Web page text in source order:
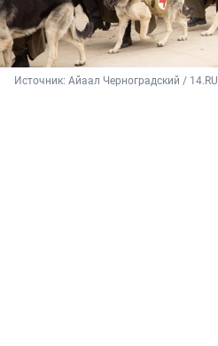
Источник: Айаал Черноградский / 14.RU